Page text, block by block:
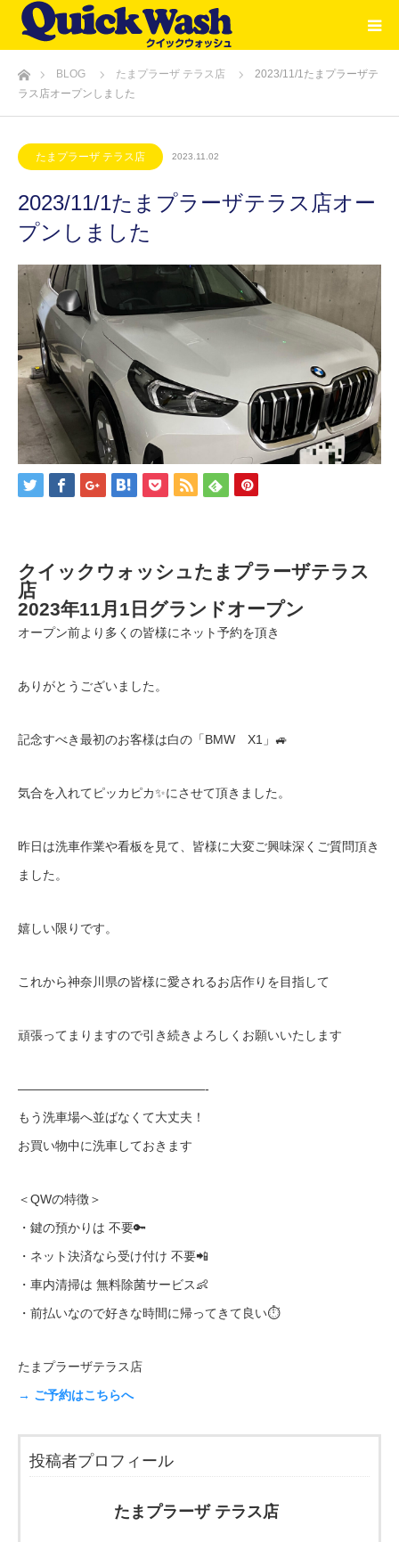
ホームBLOG たまプラーザ テラス店
2023/11/1たまプラーザテ
ラス店オープンしました
たまプラーザ テラス店 2023.11.02
2023/11/1たまプラーザテラス店オー
プンしました
クイックウォッシュたまプラーザテラス
店
2023年11月1日グランドオープン
オープン前より多くの皆様にネット予約を頂き
ありがとうございました。
記念すべき最初のお客様は白の「BMW X1」🚙
気合を入れてピッカピカ✨にさせて頂きました。
昨日は洗車作業や看板を見て、皆様に大変ご興味深くご質問頂き
ました。
嬉しい限りです。
これから神奈川県の皆様に愛されるお店作りを目指して
頑張ってまりますので引き続きよろしくお願いいたします
———————————————-
もう洗車場へ並ばなくて大丈夫！
お買い物中に洗車しておきます
＜QWの特徴＞
・鍵の預かりは 不要🔑
・ネット決済なら受け付け 不要📲
・車内清掃は 無料除菌サービス👶
・前払いなので好きな時間に帰ってきて良い⏱
たまプラーザテラス店
→ ご予約はこちらへ
投稿者プロフィール
たまプラーザ テラス店